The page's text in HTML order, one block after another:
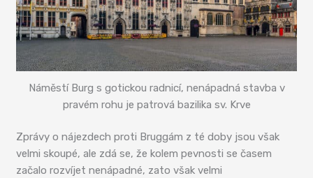
Náměstí Burg s gotickou radnicí, nenápadná stavba v
pravém rohu je patrová bazilika sv. Krve
Zprávy o nájezdech proti Bruggám z té doby jsou však
velmi skoupé, ale zdá se, že kolem pevnosti se časem
začalo rozvíjet nenápadné, zato však velmi